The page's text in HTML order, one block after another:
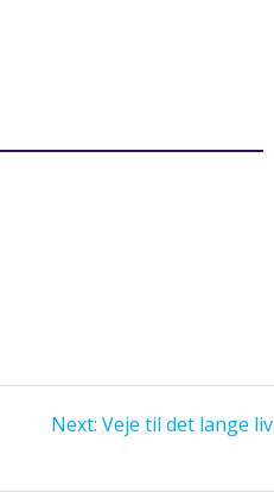
Next: Next
Veje til det lange liv